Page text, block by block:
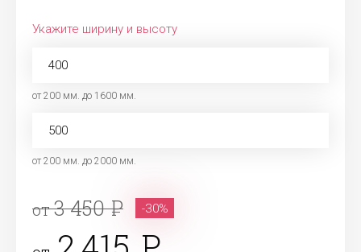
Укажите ширину и высоту
от 200 мм. до 1600 мм.
от 200 мм. до 2000 мм.
от3 450 -30%